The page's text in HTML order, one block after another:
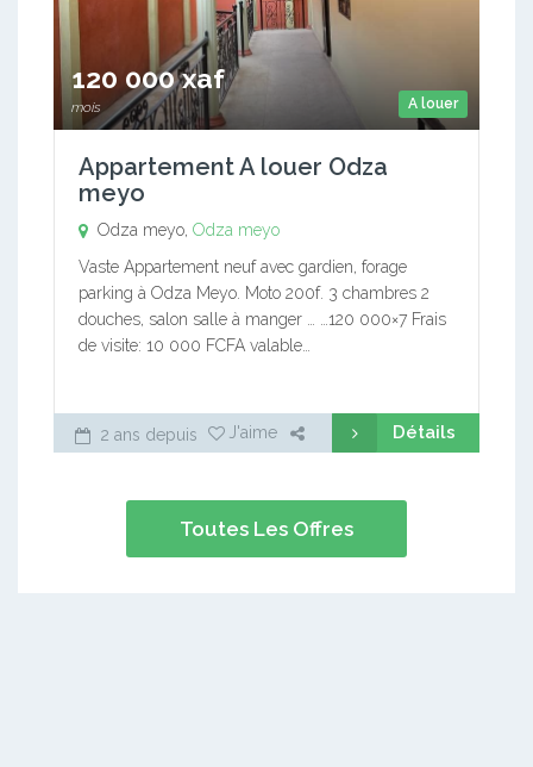
A louer
120 000 xaf
mois
Appartement A louer Odza
meyo
Odza meyo, Odza meyo
Vaste Appartement neuf avec gardien, forage
parking à Odza Meyo. Moto 200f. 3 chambres 2
douches, salon salle à manger … …120 000×7 Frais
de visite: 10 000 FCFA valable…
2 ans depuis J'aime Détails
Toutes Les Offres